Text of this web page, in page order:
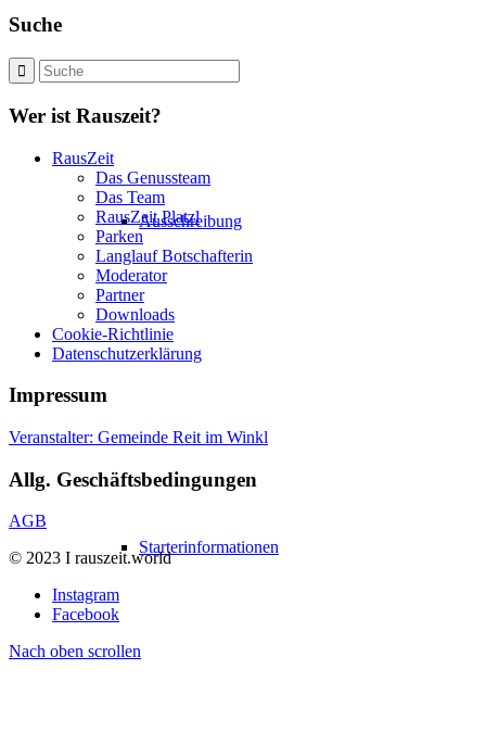
Ausschreibung
Starterinformationen
Suche
Wer ist Rauszeit?
RausZeit
Das Genussteam
Das Team
RausZeit Platzl
Parken
Langlauf Botschafterin
Moderator
Partner
Downloads
Cookie-Richtlinie
Datenschutzerklärung
Impressum
Veranstalter: Gemeinde Reit im Winkl
Allg. Geschäftsbedingungen
AGB
© 2023 I rauszeit.world
Instagram
Facebook
Nach oben scrollen